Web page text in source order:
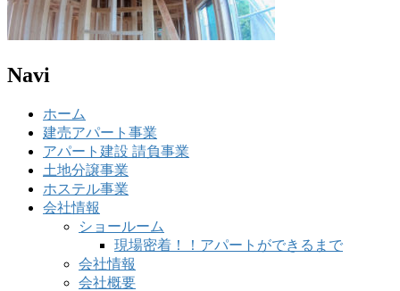
Navi
ホーム
建売アパート事業
アパート建設 請負事業
土地分譲事業
ホステル事業
会社情報
ショールーム
現場密着！！アパートができるまで
会社情報
会社概要